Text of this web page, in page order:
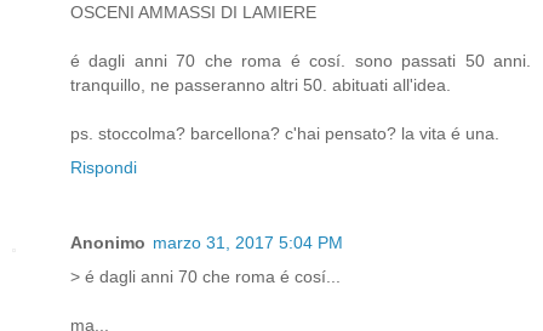
OSCENI AMMASSI DI LAMIERE
é dagli anni 70 che roma é cosí. sono passati 50 anni.
tranquillo, ne passeranno altri 50. abituati all'idea.
ps. stoccolma? barcellona? c'hai pensato? la vita é una.
Rispondi
Anonimo marzo 31, 2017 5:04 PM
> é dagli anni 70 che roma é cosí...
ma...